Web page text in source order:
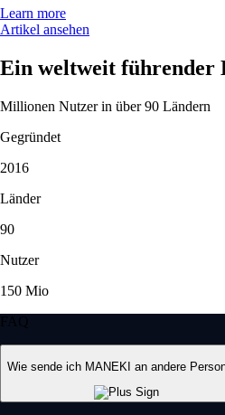
Learn more
Artikel ansehen
Ein weltweit
Millionen Nutzer in über 90 Ländern
Gegründet
2016
Länder
90
Nutzer
150 Mio
FAQ
Wie sende ich MANEKI an andere